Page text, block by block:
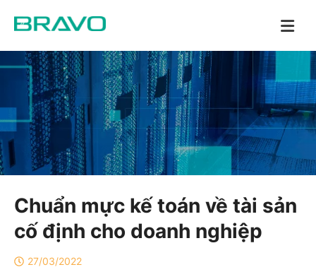
Chuẩn mực kế toán về tài sản
cố định cho doanh nghiệp
27/03/2022